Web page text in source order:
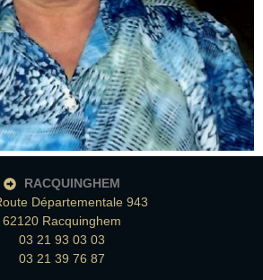
RACQUINGHEM
Départementale 943
62120 Racquinghem
03 21 93 03 03
03 21 39 76 87